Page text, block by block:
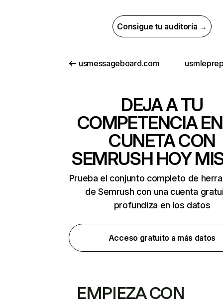
Consigue tu auditoría →
usmessageboard.com
DEJA A TU
COMPETENCIA
CUNETA CON
SEMRUSH HOY
Prueba el conjunto completo de
de Semrush con una cuenta
profundiza en los datos
Acceso gratuito a más datos
EMPIEZA CON